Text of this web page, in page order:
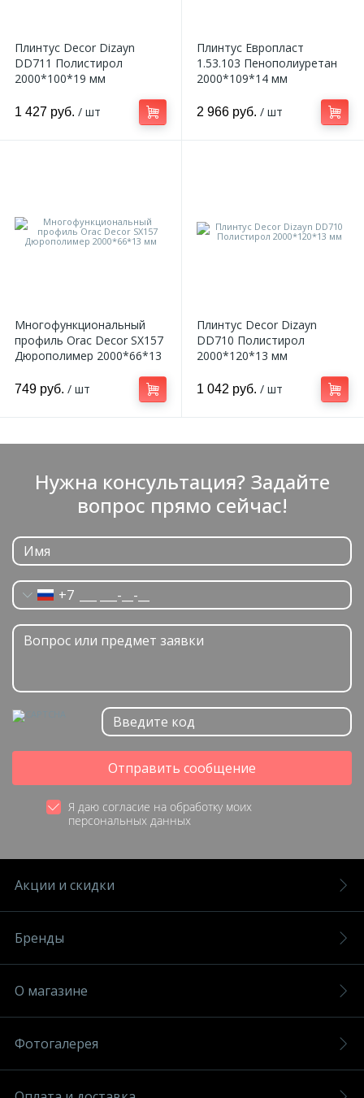
Плинтус Decor Dizayn
DD711 Полистирол
2000*100*19 мм
1 427 руб. / шт
Плинтус Европласт
1.53.103 Пенополиуретан
2000*109*14 мм
2 966 руб. / шт
Многофункциональный
профиль Orac Decor SX157
Дюрополимер 2000*66*13
749 руб. / шт
Плинтус Decor Dizayn
DD710 Полистирол
2000*120*13 мм
1 042 руб. / шт
Нужна консультация? Задайте
вопрос прямо сейчас!
+7
Отправить сообщение
Я даю согласие на обработку моих
персональных данных
Акции и скидки
Бренды
О магазине
Фотогалерея